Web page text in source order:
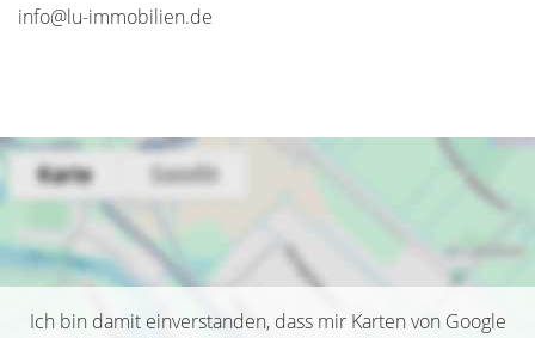
info@lu-immobilien.de
Ich bin damit einverstanden, dass mir Karten von Google